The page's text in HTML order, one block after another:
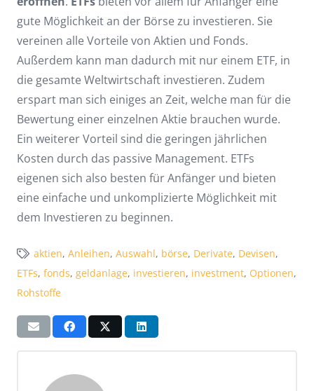
gute Möglichkeit an der Börse zu investieren. Sie
vereinen alle Vorteile von Aktien und Fonds.
Außerdem kann man dadurch mit nur einem ETF, in
die gesamte Weltwirtschaft investieren. Zudem
erspart man sich einiges an Zeit, welche man für die
Bewertung einer einzelnen Aktie brauchen wurde.
Ein weiterer Vorteil sind die geringen jährlichen
Kosten durch das passive Management. ETFs
eigenen sich also besten für Anfänger und bieten
eine einfache und unkomplizierte Möglichkeit mit
dem Investieren zu beginnen.
aktien, Anleihen, Auswahl, börse, Derivate, Devisen,
ETFs, fonds, geldanlage, investieren, investment, Optionen,
Rohstoffe